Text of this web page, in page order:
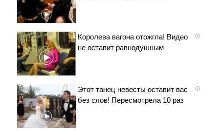
i
Королева вагона отожгла! Видео
не оставит равнодушным
i
Этот танец невесты оставит вас
без слов! Пересмотрела 10 раз